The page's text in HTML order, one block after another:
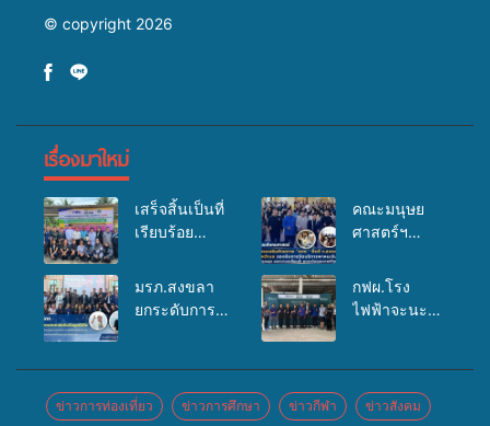
© copyright 2026
เรื่องมาใหม่
เสร็จสิ้นเป็นที่
เรียบร้อย
เคลื่อนที่
บริการด้าน
สุขภาพแก่
ประชาชนใน
คณะมนุษย
ศาสตร์ฯ
จัดอบรมเสริม
ศักยภาพ
กองทุน
สุขภาพตำบล
รองรับการจัด
มรภ.สงขลา
ยกระดับการ
องค์ความรู้
กฟผ.โรง
ไฟฟ้าจะนะ
พยาบาลศิคริ
ข่าวการท่องเที่ยว ข่าวการศึกษา ข่าวกีฬา ข่าวสังคม